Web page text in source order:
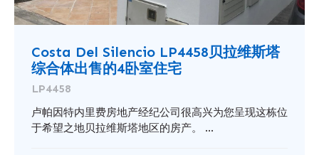
Costa Del Silencio LP4458贝拉维斯塔
综合体出售的4卧室住宅
LP4458
卢帕因特内里费房地产经纪公司很高兴为您呈现这栋位
于希望之地贝拉维斯塔地区的房产。 ...